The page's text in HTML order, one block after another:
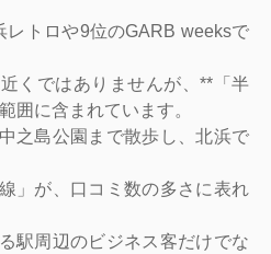
レトロや9位のGARB weeksで
くではありませんが、**「半
囲に含まれています。
之島公園まで散歩し、北浜で
」が、口コミ数の多さに表れ
駅周辺のビジネス客だけでな